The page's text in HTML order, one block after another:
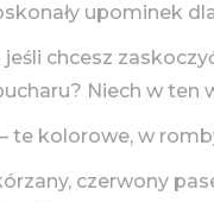
upominek
chcesz
Niech w
te kolorowe, w
czerwony